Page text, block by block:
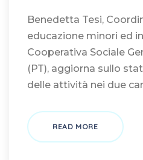
Benedetta Tesi,
educazione minori ed
Cooperativa Sociale
(PT), aggiorna sullo
delle attività nei due
READ MORE